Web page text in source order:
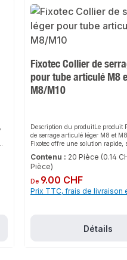
seule main permet de monter
tubes, même dans des situations
difficiles en hauteur.La garniture
d'insonorisation réduit la
bruits de structure du tube vers le
une longue durée de vie.Une
d'accessoires est disponible pour
Pour nos colliers, nous vous
d'utiliser des vis à double filetage
permettent de fixer les colliers
les structures de notre système de
rails.Données du produitPlage de
19 mmFiletage de raccordement :
M8/M10Dimension nominale : 3/
pouceMatériau : acier
professionnelle - livraison rapide -
client personnalisé et fiable -
Fixotec Collier de
pour tube articulé M8
M8/M10
Description du produitLe produit
de serrage articulé léger M8 et
Fixotec offre une solution rapide,
pour le montage de tuyauteries de
Grâce à son grand angle
fermeture guidée par
un maintien parfait et s'adapte de
flexible à différentes applications.
conception robuste et son
un montage rapide d'une seule
Contenu : 20 Pièce (0.14
Pièce)
Prix régulier :
De 9.00 CHF
Prix TTC, frais de livraison
Détails